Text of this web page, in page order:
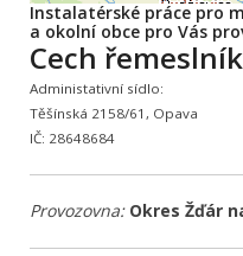
Instalatérské práce pro
a okolní obce pro Vás
Cech
Administativní sídlo:
Těšínská 2158/61, Opava
IČ: 28648684
Provozovna: Okres Žďár